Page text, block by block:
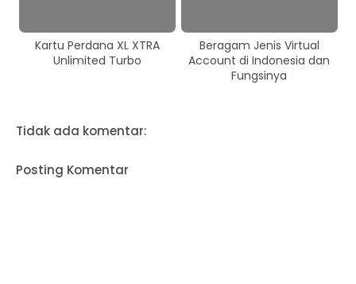
Kartu Perdana XL XTRA
Unlimited Turbo
Beragam Jenis Virtual
Account di Indonesia dan
Fungsinya
Tidak ada komentar:
Posting Komentar